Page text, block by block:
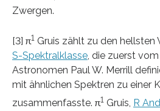
Zwergen.
[3] π1 Gruis zählt zu den hellsten
S-Spektralklasse, die zuerst
Astronomen Paul W. Merrill
mit ähnlichen Spektren zu einer
zusammenfasste. π1 Gruis, R